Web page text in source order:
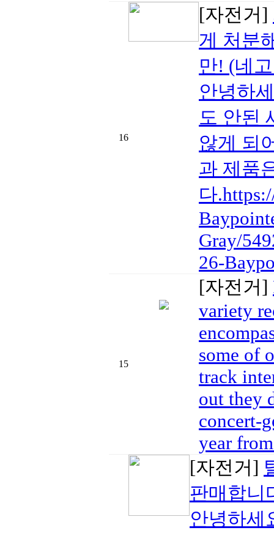
16
[자전거]
게 처분
만! (네
안녕하
도 안된
않게 되
과 제품
다
Gray/
26-
15
[자전거]
variety
some of
track
out they
concert-
year
[자전거]
판매합니
안녕하세